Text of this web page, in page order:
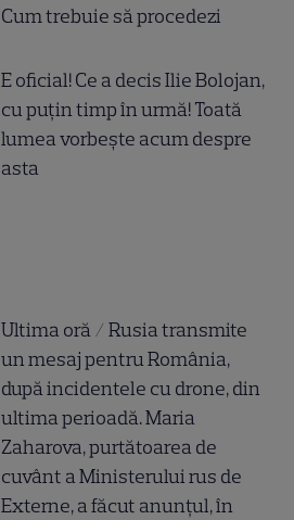
Cum trebuie să procedezi
E oficial! Ce a decis Ilie Bolojan,
cu puțin timp în urmă! Toată
lumea vorbește acum despre
asta
Ultima oră / Rusia transmite
un mesaj pentru România,
după incidentele cu drone, din
ultima perioadă. Maria
Zaharova, purtătoarea de
cuvânt a Ministerului rus de
Externe, a făcut anunțul, în